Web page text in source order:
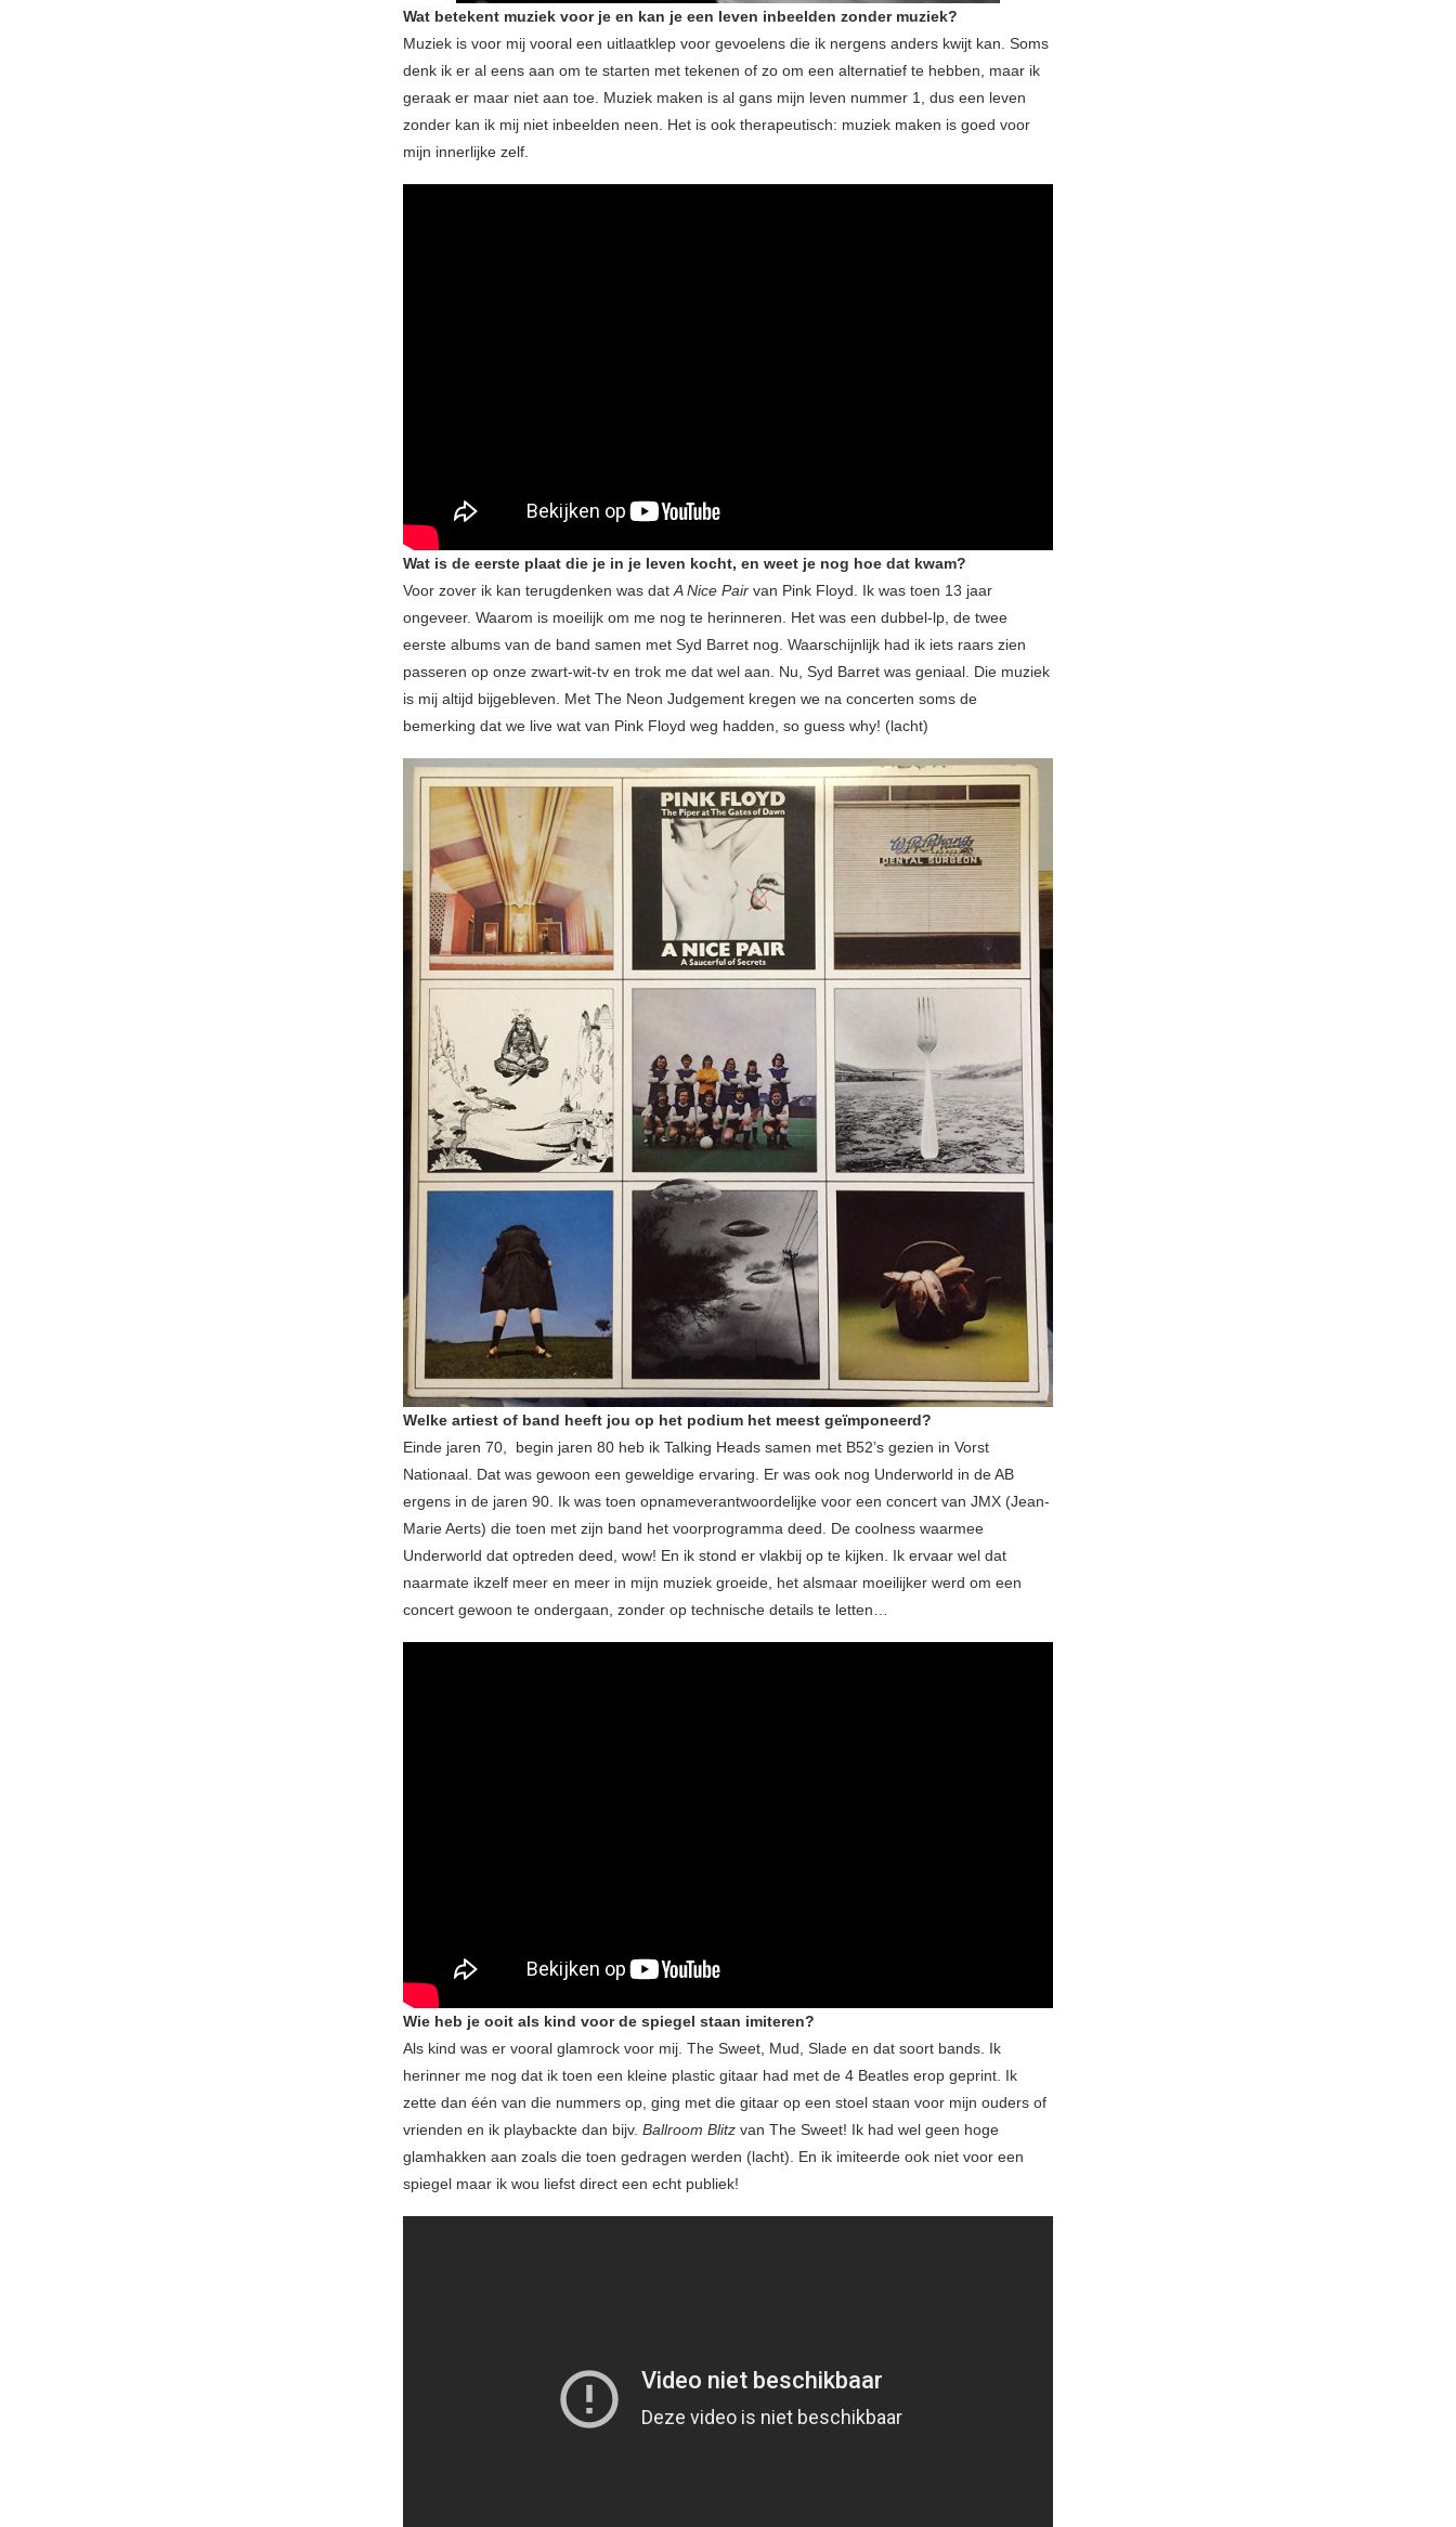
Wat betekent muziek voor je en kan je een leven inbeelden zonder muziek?
Muziek is voor mij vooral een uitlaatklep voor gevoelens die ik nergens anders kwijt kan. Soms
denk ik er al eens aan om te starten met tekenen of zo om een alternatief te hebben, maar ik
geraak er maar niet aan toe. Muziek maken is al gans mijn leven nummer 1, dus een leven
zonder kan ik mij niet inbeelden neen. Het is ook therapeutisch: muziek maken is goed voor
mijn innerlijke zelf.
Wat is de eerste plaat die je in je leven kocht, en weet je nog hoe dat kwam?
Voor zover ik kan terugdenken was dat A Nice Pair van Pink Floyd. Ik was toen 13 jaar
ongeveer. Waarom is moeilijk om me nog te herinneren. Het was een dubbel-lp, de twee
eerste albums van de band samen met Syd Barret nog. Waarschijnlijk had ik iets raars zien
passeren op onze zwart-wit-tv en trok me dat wel aan. Nu, Syd Barret was geniaal. Die muziek
is mij altijd bijgebleven. Met The Neon Judgement kregen we na concerten soms de
bemerking dat we live wat van Pink Floyd weg hadden, so guess why! (lacht)
Welke artiest of band heeft jou op het podium het meest geïmponeerd?
Einde jaren 70, begin jaren 80 heb ik Talking Heads samen met B52’s gezien in Vorst
Nationaal. Dat was gewoon een geweldige ervaring. Er was ook nog Underworld in de AB
ergens in de jaren 90. Ik was toen opnameverantwoordelijke voor een concert van JMX (Jean-
Marie Aerts) die toen met zijn band het voorprogramma deed. De coolness waarmee
Underworld dat optreden deed, wow! En ik stond er vlakbij op te kijken. Ik ervaar wel dat
naarmate ikzelf meer en meer in mijn muziek groeide, het alsmaar moeilijker werd om een
concert gewoon te ondergaan, zonder op technische details te letten…
Wie heb je ooit als kind voor de spiegel staan imiteren?
Als kind was er vooral glamrock voor mij. The Sweet, Mud, Slade en dat soort bands. Ik
herinner me nog dat ik toen een kleine plastic gitaar had met de 4 Beatles erop geprint. Ik
zette dan één van die nummers op, ging met die gitaar op een stoel staan voor mijn ouders of
vrienden en ik playbackte dan bijv. Ballroom Blitz van The Sweet! Ik had wel geen hoge
glamhakken aan zoals die toen gedragen werden (lacht). En ik imiteerde ook niet voor een
spiegel maar ik wou liefst direct een echt publiek!